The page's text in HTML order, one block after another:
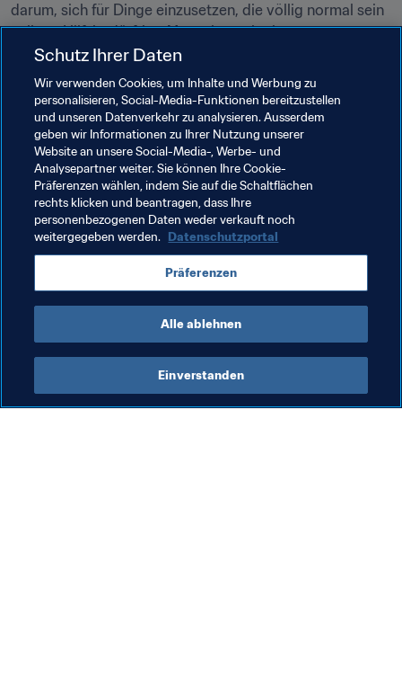
darum, sich für Dinge einzusetzen, die völlig normal sein
sollten: Hilfsbedürftige Menschen mit einem warmen
Herz empfangen. Ich habe selbst erlebt, wie es ist, in ein
fremdes Land zu kommen und dort akzeptiert zu werden.
Deshalb ist es für mich selbstverständlich, dass ich mich
dafür engagiere."
Verwandte Themen
Organisation Germany Ghana
Schutz Ihrer Daten
Wir verwenden Cookies, um Inhalte und Werbung zu
personalisieren, Social-Media-Funktionen bereitzustellen
und unseren Datenverkehr zu analysieren. Ausserdem
geben wir Informationen zu Ihrer Nutzung unserer
Website an unsere Social-Media-, Werbe- und
Analysepartner weiter. Sie können Ihre Cookie-
Präferenzen wählen, indem Sie auf die Schaltflächen
rechts klicken und beantragen, dass Ihre
personenbezogenen Daten weder verkauft noch
weitergegeben werden. Datenschutzportal
Präferenzen
Alle ablehnen
Einverstanden